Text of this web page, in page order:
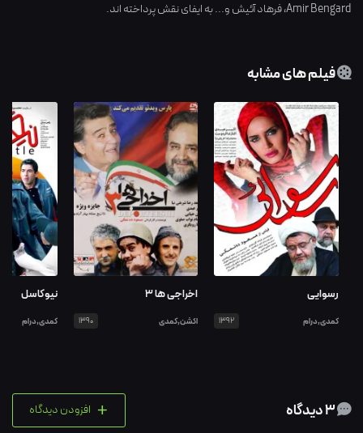
Amir Bengard،فرهاد آئیشو... به ایفای نقش پرداخته اند.
فیلم های مشابه
رسوایی
کمدی,درام 1392
اخراجی ها 3
اکشن,کمدی 1390
نیوکاسل
کمدی,درام
+ افزودن دیدگاه